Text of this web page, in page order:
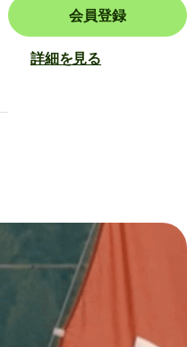
会員登録
詳細を見る